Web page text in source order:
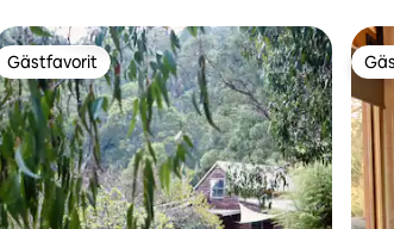
Gästfavorit
Gästfavorit